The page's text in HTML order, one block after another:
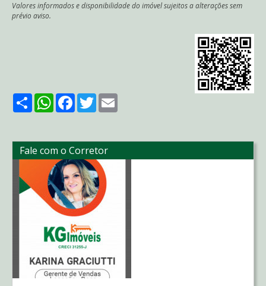
Valores informados e disponibilidade do imóvel sujeitos a alterações sem
prévio aviso.
ShareWhatsApp
Facebook
Twitter
Fale com o Corretor